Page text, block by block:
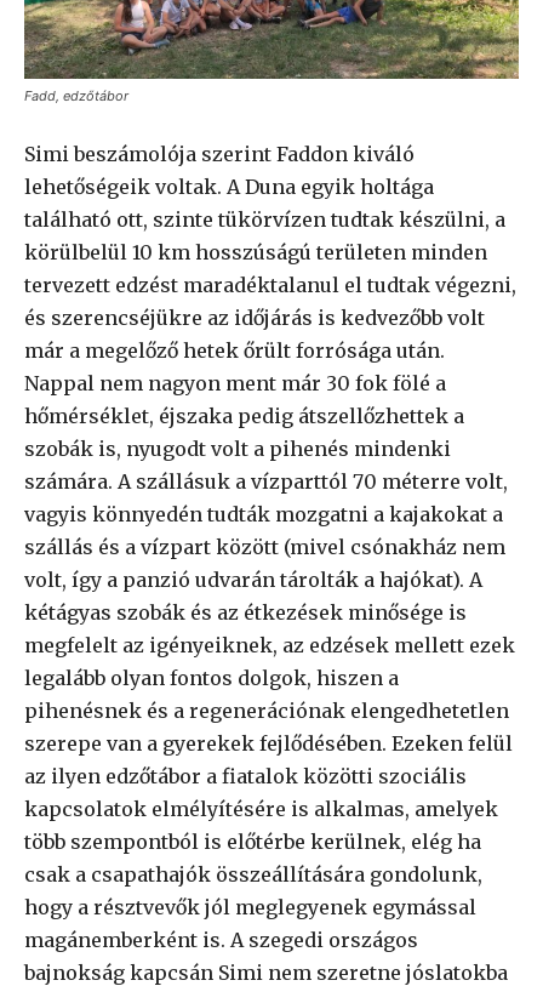
Fadd, edzőtábor
Simi beszámolója szerint Faddon kiváló
lehetőségeik voltak. A Duna egyik holtága
található ott, szinte tükörvízen tudtak készülni, a
körülbelül 10 km hosszúságú területen minden
tervezett edzést maradéktalanul el tudtak végezni,
és szerencséjükre az időjárás is kedvezőbb volt
már a megelőző hetek őrült forrósága után.
Nappal nem nagyon ment már 30 fok fölé a
hőmérséklet, éjszaka pedig átszellőzhettek a
szobák is, nyugodt volt a pihenés mindenki
számára. A szállásuk a vízparttól 70 méterre volt,
vagyis könnyedén tudták mozgatni a kajakokat a
szállás és a vízpart között (mivel csónakház nem
volt, így a panzió udvarán tárolták a hajókat). A
kétágyas szobák és az étkezések minősége is
megfelelt az igényeiknek, az edzések mellett ezek
legalább olyan fontos dolgok, hiszen a
pihenésnek és a regenerációnak elengedhetetlen
szerepe van a gyerekek fejlődésében. Ezeken felül
az ilyen edzőtábor a fiatalok közötti szociális
kapcsolatok elmélyítésére is alkalmas, amelyek
több szempontból is előtérbe kerülnek, elég ha
csak a csapathajók összeállítására gondolunk,
hogy a résztvevők jól meglegyenek egymással
magánemberként is. A szegedi országos
bajnokság kapcsán Simi nem szeretne jóslatokba